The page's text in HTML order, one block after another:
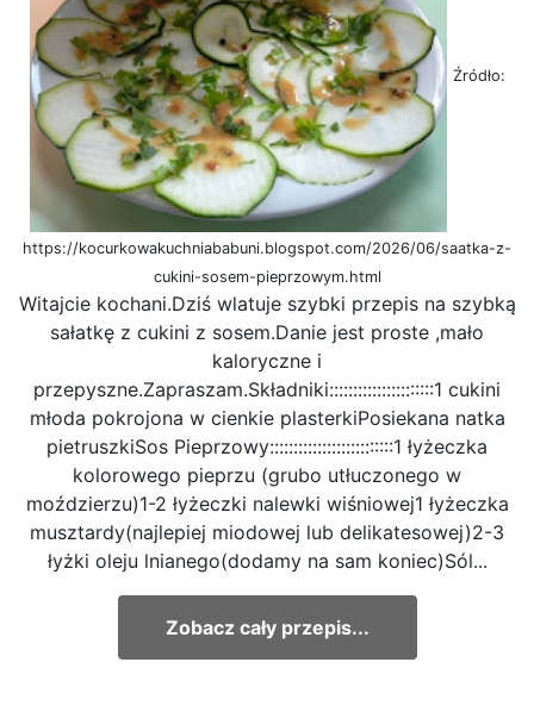
Źródło:
https://kocurkowakuchniababuni.blogspot.com/2026/06/saatka-z-
cukini-sosem-pieprzowym.html
Witajcie kochani.Dziś wlatuje szybki przepis na szybką
sałatkę z cukini z sosem.Danie jest proste ,mało
kaloryczne i
przepyszne.Zapraszam.Składniki::::::::::::::::::::::1 cukini
młoda pokrojona w cienkie plasterkiPosiekana natka
pietruszkiSos Pieprzowy::::::::::::::::::::::::::1 łyżeczka
kolorowego pieprzu (grubo utłuczonego w
moździerzu)1-2 łyżeczki nalewki wiśniowej1 łyżeczka
musztardy(najlepiej miodowej lub delikatesowej)2-3
łyżki oleju lnianego(dodamy na sam koniec)Sól...
Zobacz cały przepis...